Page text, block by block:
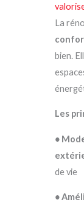
La
bien.
Les
•
de vie
•